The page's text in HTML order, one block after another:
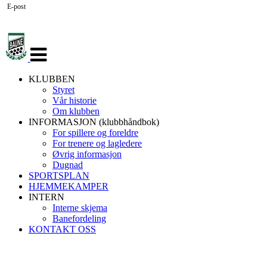
navigasjon
KLUBBEN
Styret
Vår historie
Om klubben
INFORMASJON (klubbhåndbok)
For spillere og foreldre
For trenere og lagledere
Øvrig informasjon
Dugnad
SPORTSPLAN
HJEMMEKAMPER
INTERN
Interne skjema
Banefordeling
KONTAKT OSS
E-post